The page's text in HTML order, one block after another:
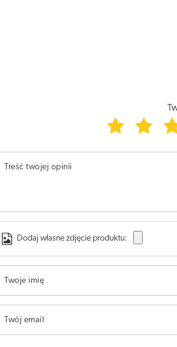
Treść twojej opinii
Dodaj własne zdjęcie produktu:
Twoje imię
Twój email